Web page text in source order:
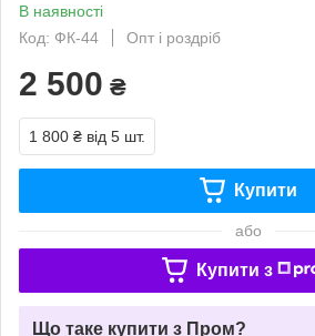
В наявності
Код: ФК-44
Опт і роздріб
2 500 ₴
1 800 ₴ від 5 шт.
Купити
або
Купити з
Що таке купити з Пром?